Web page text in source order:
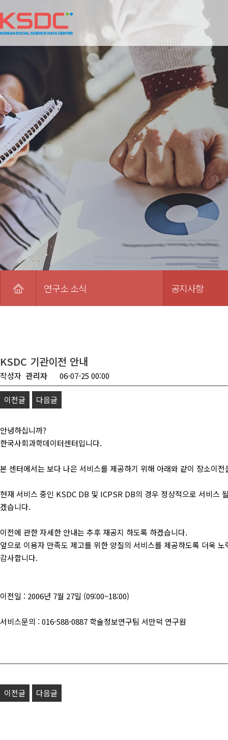
연구소 소식 공지사항
KSDC 기관이전 안내
작성자 관리자 06-07-25 00:00
이전글 다음글
안녕하십니까?
한국사회과학데이터센터입니다.
본 센터에서는 보다 나은 서비스를 제공하기 위해 아래와 같이 장소이
현재 서비스 중인 KSDC DB 및 ICPSR DB의 경우 정상적으로 서비스
겠습니다.
이전에 관한 자세한 안내는 추후 재공지 하도록 하겠습니다.
앞으로 이용자 만족도 제고를 위한 양질의 서비스를 제공하도록 더욱 노
감사합니다.
이전일 : 2006년 7월 27일 (09:00~18:00)
서비스문의 : 016-588-0887 학술정보연구팀 서만덕 연구원
이전글 다음글